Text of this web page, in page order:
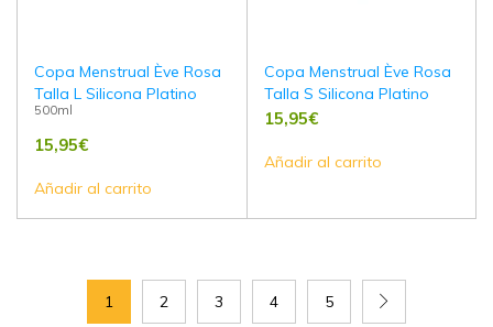
Copa Menstrual Ève Rosa
Talla L Silicona Platino
500ml
15,95€
Añadir al carrito
Copa Menstrual Ève Rosa
Talla S Silicona Platino
15,95€
Añadir al carrito
1 2 3 4 5